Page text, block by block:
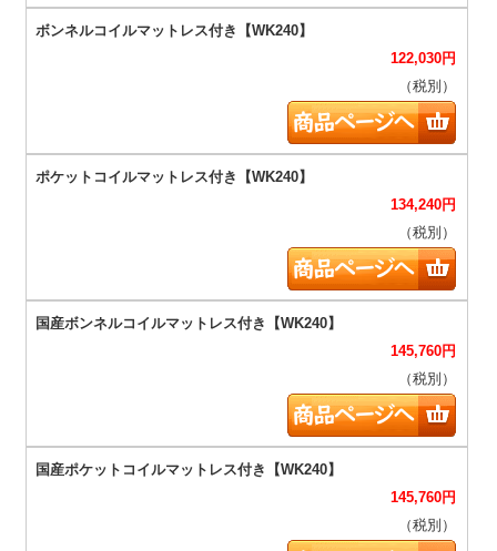
122,030円
（税別）
134,240円
（税別）
145,760円
（税別）
145,760円
（税別）